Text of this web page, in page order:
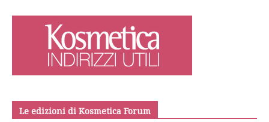
Le edizioni di Kosmetica Forum